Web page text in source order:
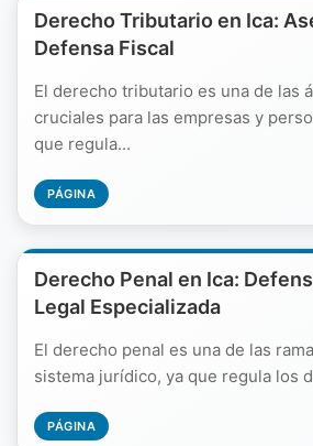
Derecho Tributario en Ica:
Defensa Fiscal
El derecho tributario es una de las
cruciales para las empresas y
que regula...
PÁGINA
Derecho Penal en Ica:
Legal Especializada
El derecho penal es una de las
sistema jurídico, ya que regula los
PÁGINA